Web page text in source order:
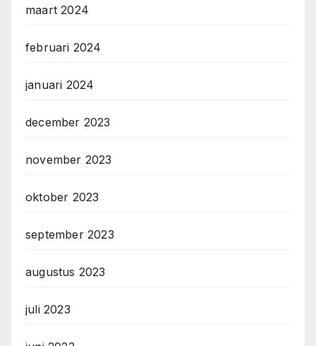
maart 2024
februari 2024
januari 2024
december 2023
november 2023
oktober 2023
september 2023
augustus 2023
juli 2023